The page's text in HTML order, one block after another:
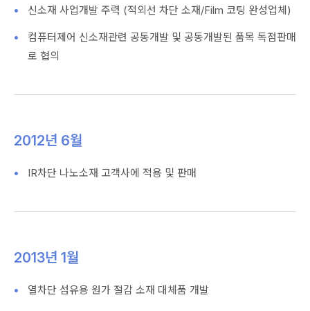
신소재 사업개발 주력 (적외선 차단 소재/Film 코팅 완성업체)
컴퓨터제어 신소재관련 공동개발 및 공동개발된 품목 독점판매
로 협의
2012년 6월
IR차단 나노소재 고객사에 적용 및 판매
2013년 1월
열차단 섬유용 원가 절감 소재 대체품 개발